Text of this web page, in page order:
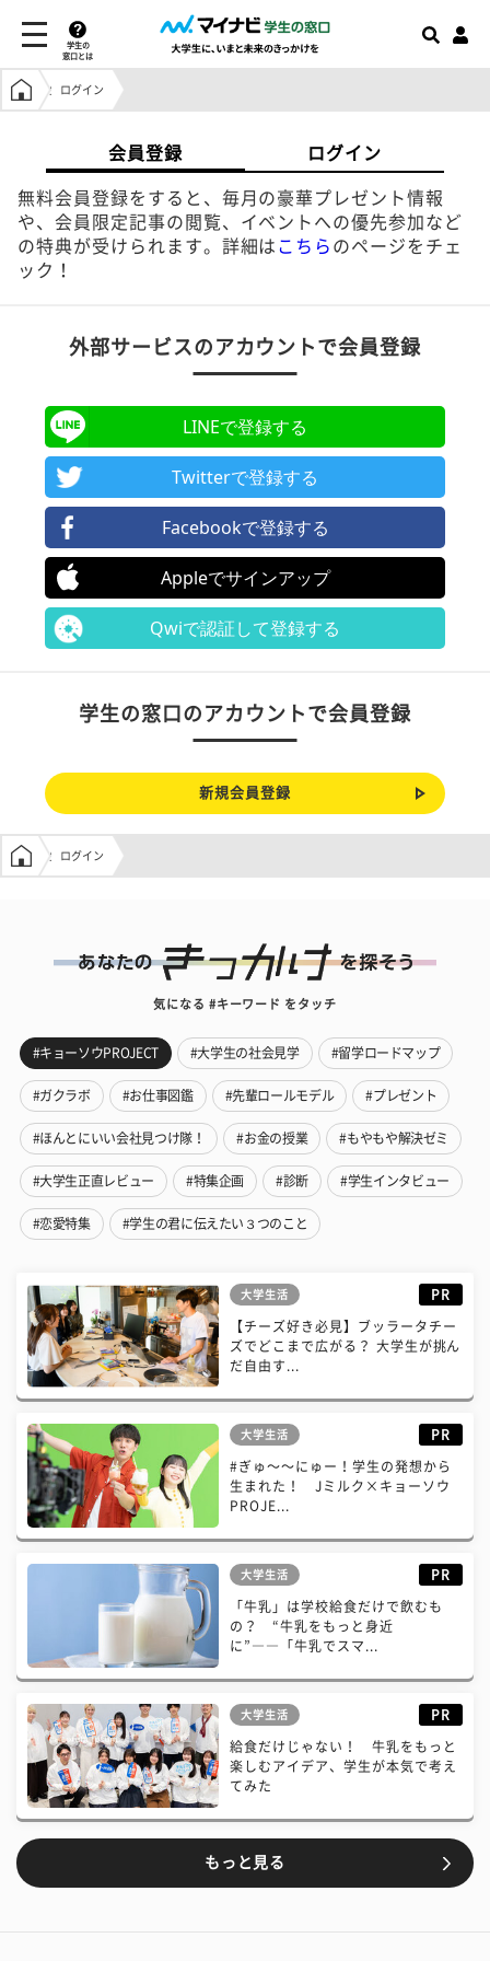
学生の
窓口とは
学生の窓口トップ
ログイン
会員登録 ログイン
無料会員登録をすると、毎月の豪華プレゼント情報
や、会員限定記事の閲覧、イベントへの優先参加など
の特典が受けられます。詳細は こちら のページをチェ
ック！
外部サービスのアカウントで会員登録
LINEで登録する
Twitterで登録する
Facebookで登録する
Appleでサインアップ
Qwiで認証して登録する
学生の窓口のアカウントで会員登録
新規会員登録
学生の窓口トップ
ログイン
気になる #キーワード をタッチ
#キョーソウPROJECT #大学生の社会見学 #留学ロードマップ
#ガクラボ #お仕事図鑑 #先輩ロールモデル #プレゼント
#ほんとにいい会社見つけ隊！ #お金の授業 #もやもや解決ゼミ
#大学生正直レビュー #特集企画 #診断 #学生インタビュー
#恋愛特集 #学生の君に伝えたい３つのこと
大学生活 PR
【チーズ好き必見】ブッラータチー
ズでどこまで広がる？ 大学生が挑ん
だ自由す...
大学生活 PR
#ぎゅ〜〜にゅー！学生の発想から
生まれた！ Jミルク×キョーソウ
PROJE...
大学生活 PR
「牛乳」は学校給食だけで飲むも
の？ “牛乳をもっと身近
に”――「牛乳でスマ...
大学生活 PR
給食だけじゃない！ 牛乳をもっと
楽しむアイデア、学生が本気で考え
てみた
もっと見る